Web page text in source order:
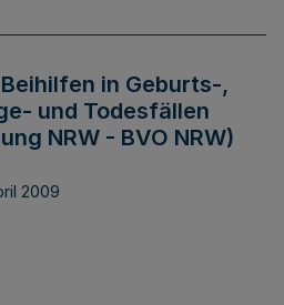
in Geburts-,
und Todesfällen
NRW - BVO NRW)
2009